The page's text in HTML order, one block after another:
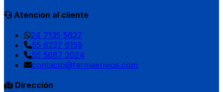
Atención al cliente
24 7135 5627
55 6237 6159
55 5687 2024
contacto@farmaenvios.com
Dirección